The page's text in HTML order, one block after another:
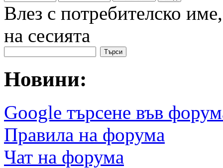
Влез с потребителско
на сесията
Новини:
Google търсене във
Правила на форума
Чат на форума